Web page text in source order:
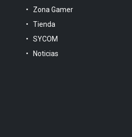
Zona Gamer
Tienda
SYCOM
Noticias